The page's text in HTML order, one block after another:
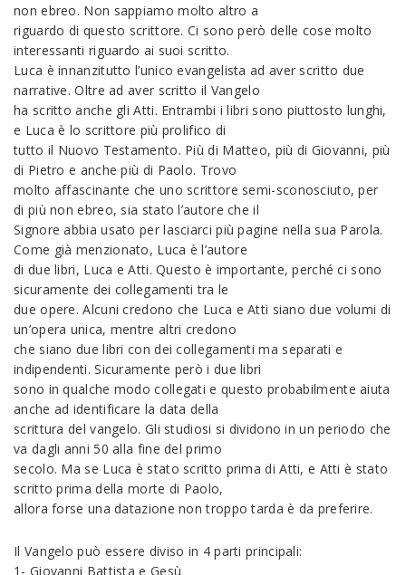
non ebreo. Non sappiamo molto altro a
riguardo di questo scrittore. Ci sono però delle cose molto
interessanti riguardo ai suoi scritto.
Luca è innanzitutto l’unico evangelista ad aver scritto due
narrative. Oltre ad aver scritto il Vangelo
ha scritto anche gli Atti. Entrambi i libri sono piuttosto lunghi,
e Luca è lo scrittore più prolifico di
tutto il Nuovo Testamento. Più di Matteo, più di Giovanni, più
di Pietro e anche più di Paolo. Trovo
molto affascinante che uno scrittore semi-sconosciuto, per
di più non ebreo, sia stato l’autore che il
Signore abbia usato per lasciarci più pagine nella sua Parola.
Come già menzionato, Luca è l’autore
di due libri, Luca e Atti. Questo è importante, perché ci sono
sicuramente dei collegamenti tra le
due opere. Alcuni credono che Luca e Atti siano due volumi di
un’opera unica, mentre altri credono
che siano due libri con dei collegamenti ma separati e
indipendenti. Sicuramente però i due libri
sono in qualche modo collegati e questo probabilmente aiuta
anche ad identificare la data della
scrittura del vangelo. Gli studiosi si dividono in un periodo che
va dagli anni 50 alla fine del primo
secolo. Ma se Luca è stato scritto prima di Atti, e Atti è stato
scritto prima della morte di Paolo,
allora forse una datazione non troppo tarda è da preferire.
Il Vangelo può essere diviso in 4 parti principali:
1- Giovanni Battista e Gesù